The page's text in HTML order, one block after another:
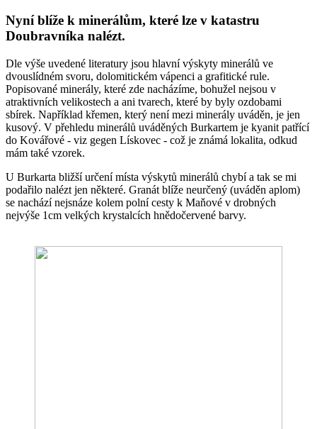
Nyní blíže k minerálům, které lze v katastru
Doubravníka nalézt.
Dle výše uvedené literatury jsou hlavní výskyty minerálů ve
dvouslídném svoru, dolomitickém vápenci a grafitické rule.
Popisované minerály, které zde nacházíme, bohužel nejsou v
atraktivních velikostech a ani tvarech, které by byly ozdobami
sbírek. Například křemen, který není mezi minerály uváděn, je jen
kusový. V přehledu minerálů uváděných Burkartem je kyanit patřící
do Kovářové - viz gegen Lískovec - což je známá lokalita, odkud
mám také vzorek.
U Burkarta bližší určení místa výskytů minerálů chybí a tak se mi
podařilo nalézt jen některé. Granát blíže neurčený (uváděn aplom)
se nachází nejsnáze kolem polní cesty k Maňové v drobných
nejvýše 1cm velkých krystalcích hnědočervené barvy.